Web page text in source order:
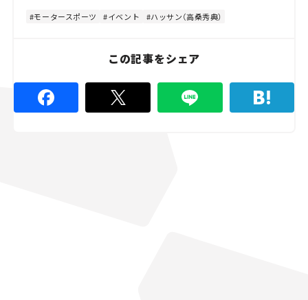
8
%
モータースポーツ イベント ハッサン（高桑秀典）
この記事をシェア